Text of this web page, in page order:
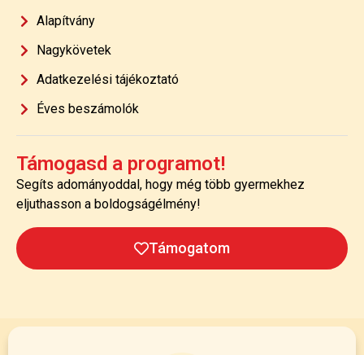
Alapítvány
Nagykövetek
Adatkezelési tájékoztató
Éves beszámolók
Támogasd a programot!
Segíts adományoddal, hogy még több gyermekhez
eljuthasson a boldogságélmény!
Támogatom